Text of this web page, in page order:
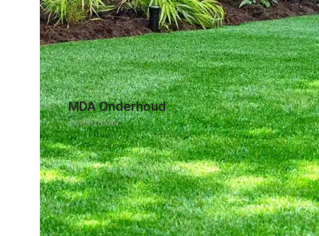
MDA Onderhoud
Zoetermeer